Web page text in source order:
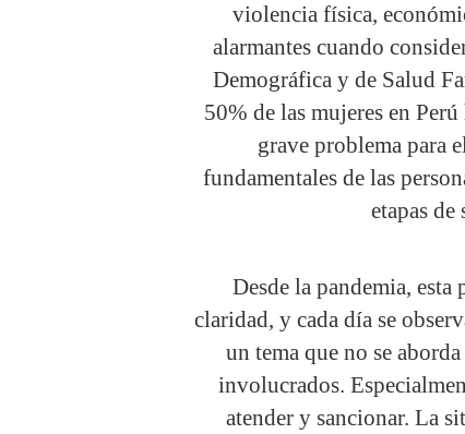
violencia física,
alarmantes cuando
Demográfica y de Salud
50% de las mujeres en
grave problema para
fundamentales de las
etapas
Desde la pandemia,
claridad, y cada día se
un tema que no se
involucrados.
atender y sancionar. La